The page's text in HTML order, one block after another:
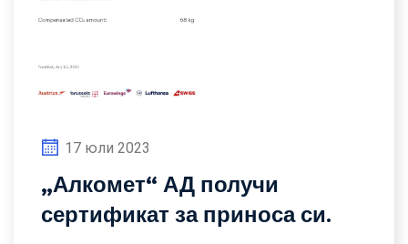
17 юли 2023
„Алкомет“ АД получи
сертификат за приноса си.